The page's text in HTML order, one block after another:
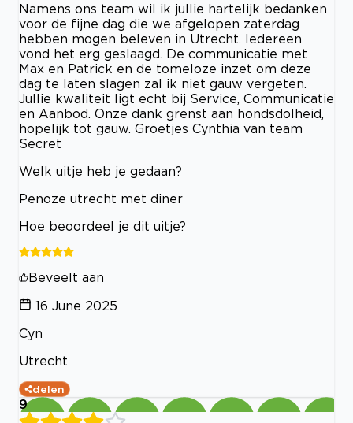
Namens ons team wil ik jullie hartelijk bedanken
voor de fijne dag die we afgelopen zaterdag
hebben mogen beleven in Utrecht. Iedereen
vond het erg geslaagd. De communicatie met
Max en Patrick en de tomeloze inzet om deze
dag te laten slagen zal ik niet gauw vergeten.
Jullie kwaliteit ligt echt bij Service, Communicatie
en Aanbod. Onze dank grenst aan hondsdolheid,
hopelijk tot gauw. Groetjes Cynthia van team
Secret
Welk uitje heb je gedaan?
Penoze utrecht met diner
Hoe beoordeel je dit uitje?
Beveelt aan
16 June 2025
Cyn
Utrecht
delen
9